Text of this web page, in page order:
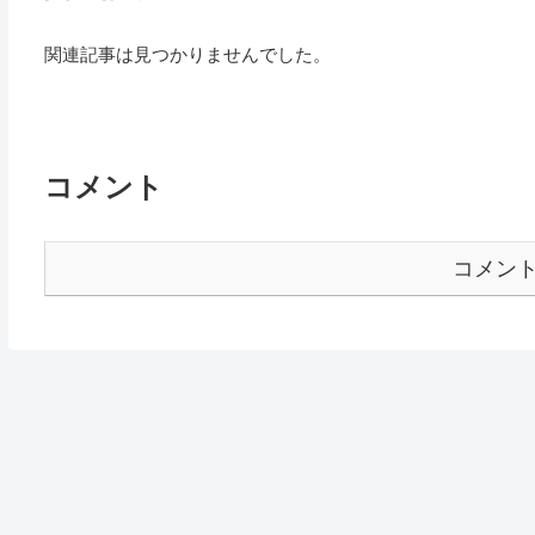
関連記事は見つかりませんでした。
コメント
コメン